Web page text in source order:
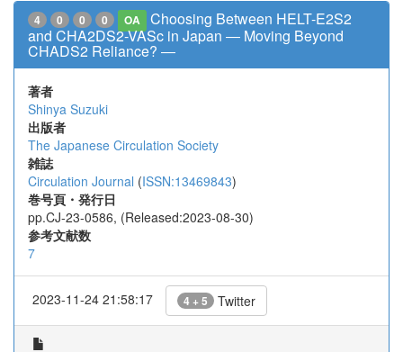
4 0 0 0 OA
Choosing Between HELT-E2S2
and CHA2DS2-VASc in Japan ― Moving Beyond
CHADS2 Reliance? ―
著者
Shinya Suzuki
出版者
The Japanese Circulation Society
雑誌
Circulation Journal (ISSN:13469843)
巻号頁・発行日
pp.CJ-23-0586, (Released:2023-08-30)
参考文献数
7
2023-11-24 21:58:17 4 + 5 Twitter